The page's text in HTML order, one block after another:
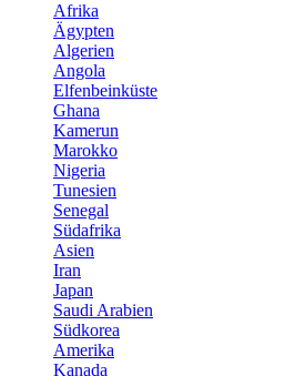
Afrika
Ägypten
Algerien
Angola
Elfenbeinküste
Ghana
Kamerun
Marokko
Nigeria
Tunesien
Senegal
Südafrika
Asien
Iran
Japan
Saudi Arabien
Südkorea
Amerika
Kanada